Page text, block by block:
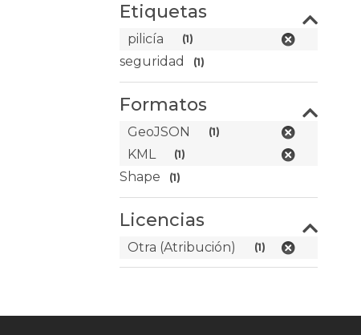
Etiquetas
pilicía (1)
seguridad (1)
Formatos
GeoJSON (1)
KML (1)
Shape (1)
Licencias
Otra (Atribución) (1)